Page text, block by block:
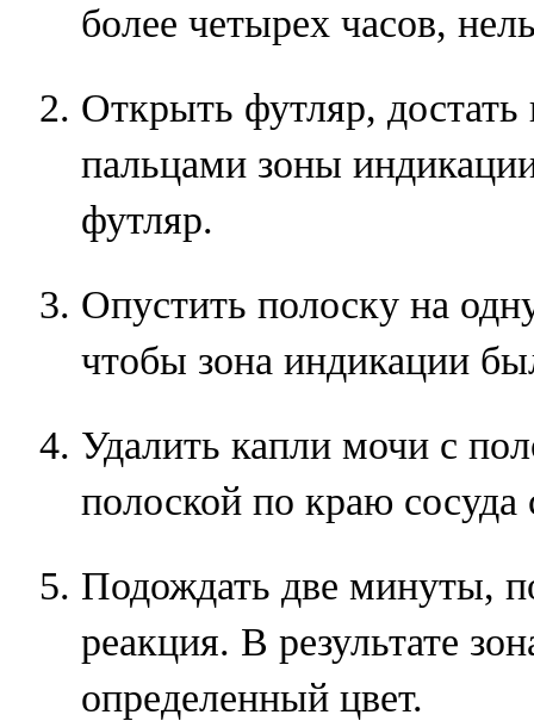
более четырех часов,
Открыть футляр, достать
пальцами зоны
футляр.
Опустить полоску на
чтобы зона индикации
Удалить капли мочи с
полоской по краю сосуда
Подождать две минуты,
реакция. В результате
определенный цвет.